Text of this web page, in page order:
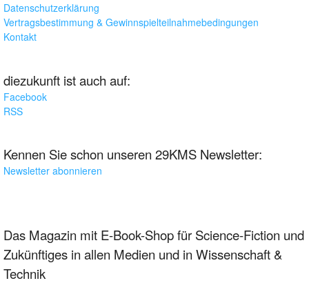
Datenschutzerklärung
Vertragsbestimmung & Gewinnspielteilnahmebedingungen
Kontakt
diezukunft ist auch auf:
Facebook
RSS
Kennen Sie schon unseren 29KMS Newsletter:
Newsletter abonnieren
Das Magazin mit E-Book-Shop für Science-Fiction und
Zukünftiges in allen Medien und in Wissenschaft &
Technik